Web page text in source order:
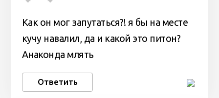
Как он мог запутаться?! я бы на месте
кучу навалил, да и какой это питон?
Анаконда млять
Ответить